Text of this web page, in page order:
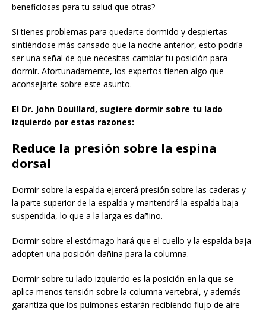
beneficiosas para tu salud que otras?
Si tienes problemas para quedarte dormido y despiertas
sintiéndose más cansado que la noche anterior, esto podría
ser una señal de que necesitas cambiar tu posición para
dormir. Afortunadamente, los expertos tienen algo que
aconsejarte sobre este asunto.
El Dr. John Douillard, sugiere dormir sobre tu lado
izquierdo por estas razones:
Reduce la presión sobre la espina
dorsal
Dormir sobre la espalda ejercerá presión sobre las caderas y
la parte superior de la espalda y mantendrá la espalda baja
suspendida, lo que a la larga es dañino.
Dormir sobre el estómago hará que el cuello y la espalda baja
adopten una posición dañina para la columna.
Dormir sobre tu lado izquierdo es la posición en la que se
aplica menos tensión sobre la columna vertebral, y además
garantiza que los pulmones estarán recibiendo flujo de aire